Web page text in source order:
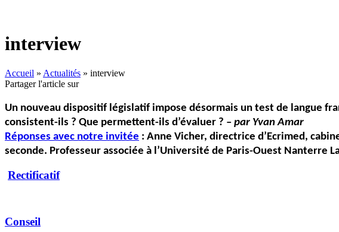
interview
Accueil » Actualités » interview
Partager l'article sur
Un nouveau dispositif législatif impose désormais un test de langue
consistent-ils ? Que permettent-ils d’évaluer ? – par Yvan Amar
Réponses avec notre invitée : Anne Vicher, directrice d’Ecrimed,
seconde. Professeur associée à l’Université de Paris-Ouest Nanterre
Rectificatif
Conseil